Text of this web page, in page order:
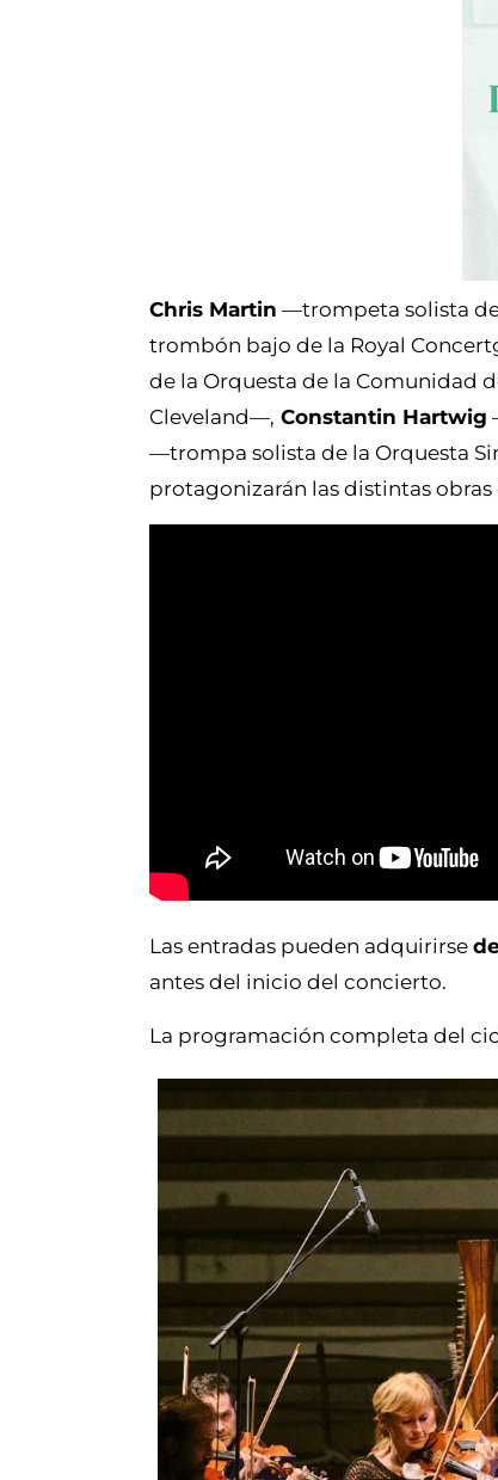
Chris Martin —trompeta solista
trombón bajo de la Royal
de la Orquesta de la Comunidad
Cleveland—, Constantin Hartwig
—trompa solista de la Orquesta
protagonizarán las distintas
Las entradas pueden adquirirse
antes del inicio del concierto.
La programación completa del